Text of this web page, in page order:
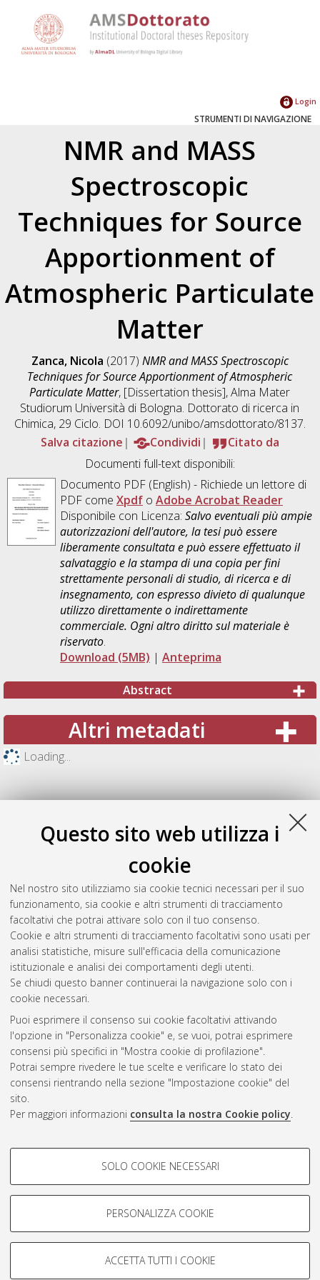
Questo sito web utilizza i
cookie
Nel nostro sito utilizziamo sia cookie tecnici necessari per il suo
funzionamento, sia cookie e altri strumenti di tracciamento
facoltativi che potrai attivare solo con il tuo consenso.
Cookie e altri strumenti di tracciamento facoltativi sono usati per
analisi statistiche, misure sull'efficacia della comunicazione
istituzionale e analisi dei comportamenti degli utenti.
Se chiudi questo banner continuerai la navigazione solo con i
cookie necessari.
Puoi esprimere il consenso sui cookie facoltativi attivando
l'opzione in "Personalizza cookie" e, se vuoi, potrai esprimere
consensi più specifici in "Mostra cookie di profilazione".
Potrai sempre rivedere le tue scelte e verificare lo stato dei
consensi rientrando nella sezione "Impostazione cookie" del
sito.
Per maggiori informazioni consulta la nostra Cookie policy.
COOKIE DI PROFILAZIONE -
Si tratta di cookie utilizzati per analizzare le caratteristiche della
navigazione degli utenti, creare profili in base al loro comportamento
Mostra cookie di profilazione
SOLO COOKIE NECESSARI
PERSONALIZZA COOKIE
ACCETTA TUTTI I COOKIE
Login
STRUMENTI DI NAVIGAZIONE
NMR and MASS
Spectroscopic
Techniques for Source
Apportionment of
Atmospheric Particulate
Matter
Zanca, Nicola (2017) NMR and MASS Spectroscopic
Techniques for Source Apportionment of Atmospheric
Particulate Matter, [Dissertation thesis], Alma Mater
Studiorum Università di Bologna. Dottorato di ricerca in
Chimica, 29 Ciclo. DOI 10.6092/unibo/amsdottorato/8137.
Salva citazione
Condividi
Citato da
Documenti full-text disponibili:
Documento PDF(English) - Richiede un lettore di
PDF come Xpdfo Adobe Acrobat Reader
Disponibile con Licenza: Salvo eventuali più ampie
autorizzazioni dell'autore, la tesi può essere
liberamente consultata e può essere effettuato il
salvataggio e la stampa di una copia per fini
strettamente personali di studio, di ricerca e di
insegnamento, con espresso divieto di qualunque
utilizzo direttamente o indirettamente
commerciale. Ogni altro diritto sul materiale è
riservato.
Download (5MB) | Anteprima
Abstract
Altri metadati
Loading...
Gestione del documento:
Atom
Rss 1.0
Rss 2.0
ISSN: 2038-7946
Impostazioni Cookie
Informativa sulla privacy
Condizioni d’uso del sito